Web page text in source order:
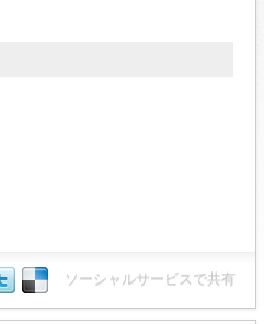
ソーシャルサービスで共有